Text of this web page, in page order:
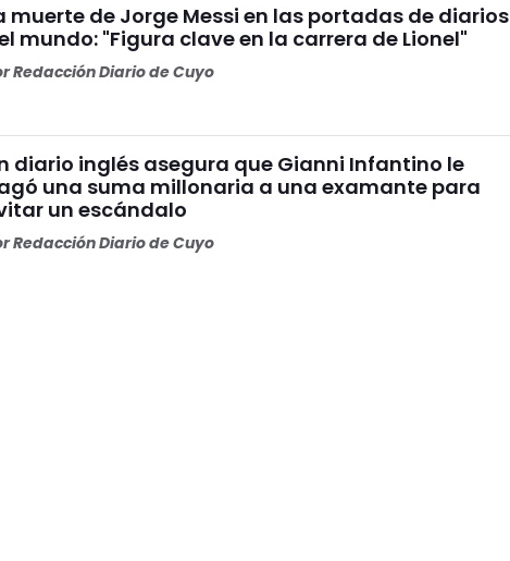
muerte de Jorge Messi en las portadas de diarios
mundo: "Figura clave en la carrera de Lionel"
Redacción Diario de Cuyo
diario inglés asegura que Gianni Infantino le
una suma millonaria a una examante para
un escándalo
Redacción Diario de Cuyo